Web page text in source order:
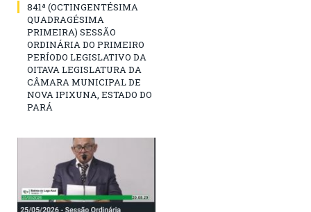
841ª (OCTINGENTÉSIMA
QUADRAGÉSIMA
PRIMEIRA) SESSÃO
ORDINÁRIA DO PRIMEIRO
PERÍODO LEGISLATIVO DA
OITAVA LEGISLATURA DA
CÂMARA MUNICIPAL DE
NOVA IPIXUNA, ESTADO DO
PARÁ